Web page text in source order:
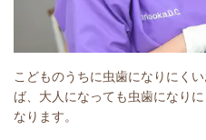
こどものうちに虫歯になりにく
ば、大人になっても虫歯になり
なります。